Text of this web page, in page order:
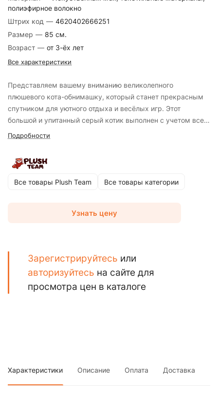
полиэфирное волокно
Штрих код — 4620402666251
Размер — 85 см.
Возраст — от 3-ёх лет
Все характеристики
Представляем вашему вниманию великолепного
плюшевого кота-обнимашку, который станет прекрасным
спутником для уютного отдыха и весёлых игр. Этот
большой и упитанный серый котик выполнен с учетом всех
деталей, благодаря чему он особенно привлекателен и
для объятий и станет великолепным подарком как для
детей, так и для взрослых.
Подробности
Все товары Plush Team Все товары категории
Узнать цену
Зарегистрируйтесь или
авторизуйтесь на сайте для
просмотра цен в каталоге
Характеристики Описание Оплата Доставка